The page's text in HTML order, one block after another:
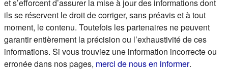
et s’efforcent d’assurer la mise à jour des informations dont
ils se réservent le droit de corriger, sans préavis et à tout
moment, le contenu. Toutefois les partenaires ne peuvent
garantir entièrement la précision ou l’exhaustivité de ces
informations. Si vous trouviez une information incorrecte ou
erronée dans nos pages, merci de nous en informer(s'ouvre
.